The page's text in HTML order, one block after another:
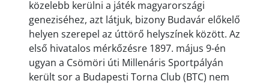
közelebb kerülni a játék magyarországi
geneziséhez, azt látjuk, bizony Budavár előkelő
helyen szerepel az úttörő helyszínek között. Az
első hivatalos mérkőzésre 1897. május 9-én
ugyan a Csömöri úti Millenáris Sportpályán
került sor a Budapesti Torna Club (BTC) nem